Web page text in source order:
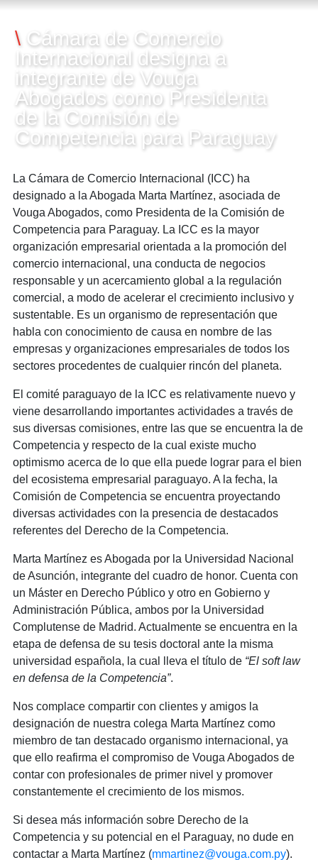
\ Cámara de Comercio
Internacional designa a
integrante de Vouga
Abogados como Presidenta
de la Comisión de
Competencia para Paraguay
La Cámara de Comercio Internacional (ICC) ha
designado a la Abogada Marta Martínez, asociada de
Vouga Abogados, como Presidenta de la Comisión de
Competencia para Paraguay. La ICC es la mayor
organización empresarial orientada a la promoción del
comercio internacional, una conducta de negocios
responsable y un acercamiento global a la regulación
comercial, a modo de acelerar el crecimiento inclusivo y
sustentable. Es un organismo de representación que
habla con conocimiento de causa en nombre de las
empresas y organizaciones empresariales de todos los
sectores procedentes de cualquier rincón del planeta.
El comité paraguayo de la ICC es relativamente nuevo y
viene desarrollando importantes actividades a través de
sus diversas comisiones, entre las que se encuentra la de
Competencia y respecto de la cual existe mucho
optimismo acerca de lo que ella puede lograr para el bien
del ecosistema empresarial paraguayo. A la fecha, la
Comisión de Competencia se encuentra proyectando
diversas actividades con la presencia de destacados
referentes del Derecho de la Competencia.
Marta Martínez es Abogada por la Universidad Nacional
de Asunción, integrante del cuadro de honor. Cuenta con
un Máster en Derecho Público y otro en Gobierno y
Administración Pública, ambos por la Universidad
Complutense de Madrid. Actualmente se encuentra en la
etapa de defensa de su tesis doctoral ante la misma
universidad española, la cual lleva el título de “El soft law
en defensa de la Competencia”.
Nos complace compartir con clientes y amigos la
designación de nuestra colega Marta Martínez como
miembro de tan destacado organismo internacional, ya
que ello reafirma el compromiso de Vouga Abogados de
contar con profesionales de primer nivel y promover
constantemente el crecimiento de los mismos.
Si desea más información sobre Derecho de la
Competencia y su potencial en el Paraguay, no dude en
contactar a Marta Martínez (mmartinez@vouga.com.py).